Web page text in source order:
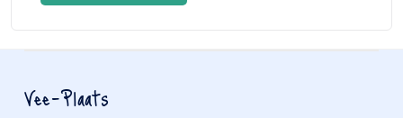
Vee-Plaats